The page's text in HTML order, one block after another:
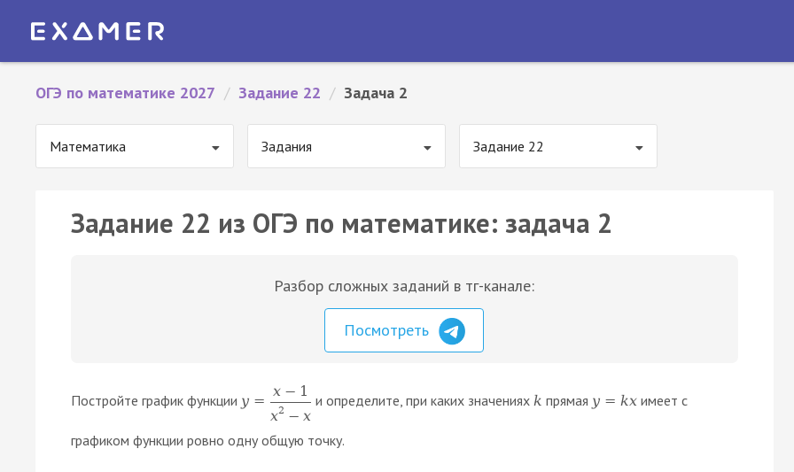
ОГЭ по математике 2027 / Задание 22 / Задача 2
Математика Задания Задание 22
Задание 22 из ОГЭ по математике: задача 2
Разбор сложных заданий в тг-канале:
Посмотреть
Постройте график функции y =
x − 1
x2 − x
и определите, при каких значенияхk прямая y = kx имеет с
графиком функции ровно одну общую точку.